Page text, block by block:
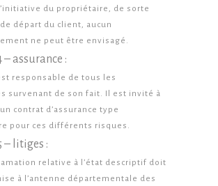
du propriétaire, de sorte
de départ du client, aucun
ne peut être envisagé.
– assurance :
responsable de tous les
survenant de son fait. Il est invité à
contrat d’assurance type
pour ces différents risques.
– litiges :
relative à l’état descriptif doit
à l’antenne départementale des